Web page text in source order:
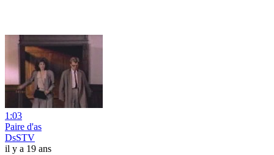
1:03
Paire d'as
DsSTV
il y a 19 ans